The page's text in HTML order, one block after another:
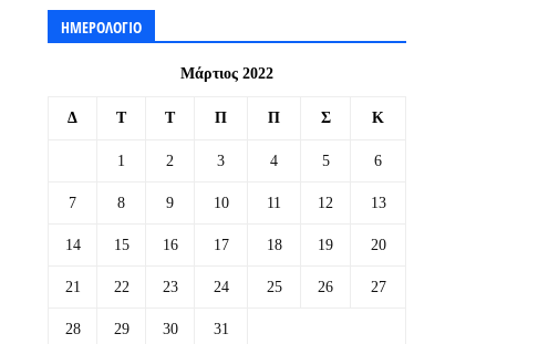
ΗΜΕΡΟΛΟΓΙΟ
Μάρτιος 2022
Δ Τ Τ Π Π Σ Κ
1 2 3 4 5 6
7 8 9 10 11 12 13
14 15 16 17 18 19 20
21 22 23 24 25 26 27
28 29 30 31